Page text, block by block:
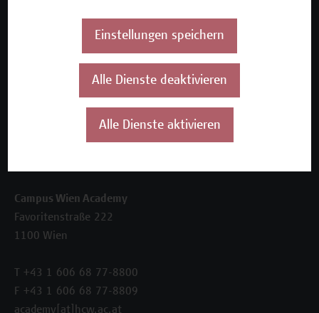
Referenzen und Partner*innen
Campus Wien Academy
Favoritenstraße 222
1100 Wien
T +43 1 606 68 77-8800
F +43 1 606 68 77-8809
academy[at]hcw.ac.at
Einstellungen speichern
Alle Dienste deaktivieren
Alle Dienste aktivieren